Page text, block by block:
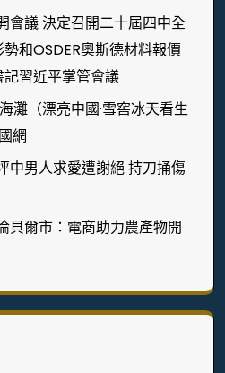
會議 決定召開二十屆四中全
和OSDER奧斯德材料報價
習近平掌管會議
灘（漂亮中國·雪窖冰天看生
網
中男人求愛遭謝絕 持刀捅傷
貝爾市：電商助力農產物開